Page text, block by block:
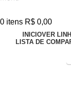
0 itens R$ 0,00
INICIOVER
LISTA DE